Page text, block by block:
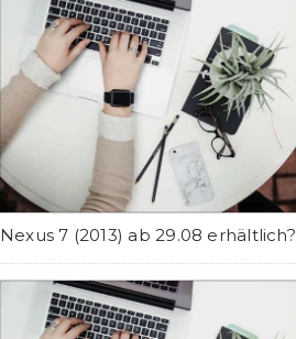
Nexus 7 (2013) ab 29.08 erhältlich?